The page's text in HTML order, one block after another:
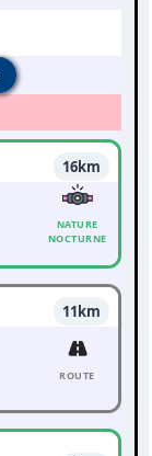
16km
NATURE
NOCTURNE
11km
ROUTE